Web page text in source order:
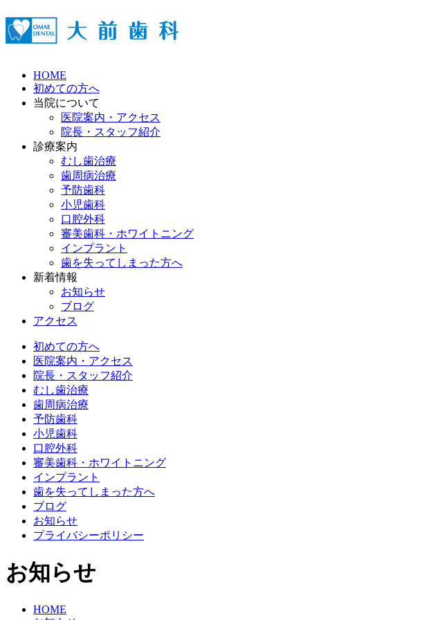
HOME
初めての方へ
当院について
医院案内・アクセス
院長・スタッフ紹介
診療案内
むし歯治療
歯周病治療
予防歯科
小児歯科
口腔外科
審美歯科・ホワイトニング
インプラント
歯を失ってしまった方へ
新着情報
お知らせ
ブログ
アクセス
初めての方へ
医院案内・アクセス
院長・スタッフ紹介
むし歯治療
歯周病治療
予防歯科
小児歯科
口腔外科
審美歯科・ホワイトニング
インプラント
歯を失ってしまった方へ
ブログ
お知らせ
プライバシーポリシー
お知らせ
HOME